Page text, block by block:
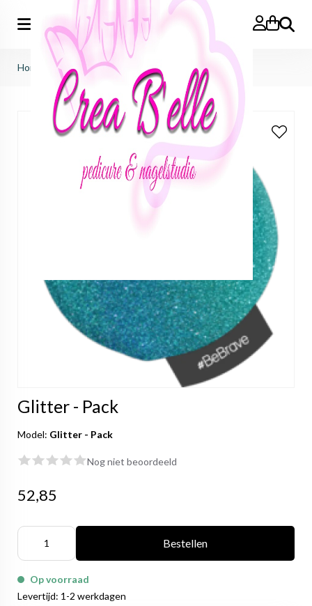
Zoeken
Home Glitter - Pack
Glitter - Pack
Model: Glitter - Pack
Nog niet beoordeeld
52,85
Bestellen
Op voorraad
Levertijd: 1-2 werkdagen